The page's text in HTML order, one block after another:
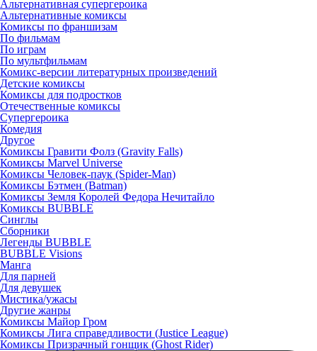
Альтернативная супергероика
Альтернативные комиксы
Комиксы по франшизам
По фильмам
По играм
По мультфильмам
Комикс-версии литературных произведений
Детские комиксы
Комиксы для подростков
Отечественные комиксы
Супергероика
Комедия
Другое
Комиксы Гравити Фолз (Gravity Falls)
Комиксы Marvel Universe
Комиксы Человек-паук (Spider-Man)
Комиксы Бэтмен (Batman)
Комиксы Земля Королей Федора Нечитайло
Комиксы BUBBLE
Синглы
Сборники
Легенды BUBBLE
BUBBLE Visions
Манга
Для парней
Для девушек
Мистика/ужасы
Другие жанры
Комиксы Майор Гром
Комиксы Лига справедливости (Justice League)
Комиксы Призрачный гонщик (Ghost Rider)